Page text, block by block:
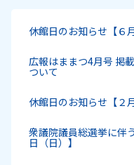
休館日のお知らせ【６
広報はままつ4月号 掲
ついて
休館日のお知らせ【２
衆議院議員総選挙に伴
日（日）】